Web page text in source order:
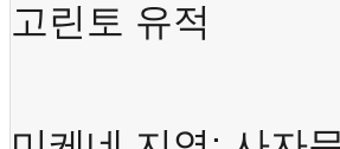
고린토 유적